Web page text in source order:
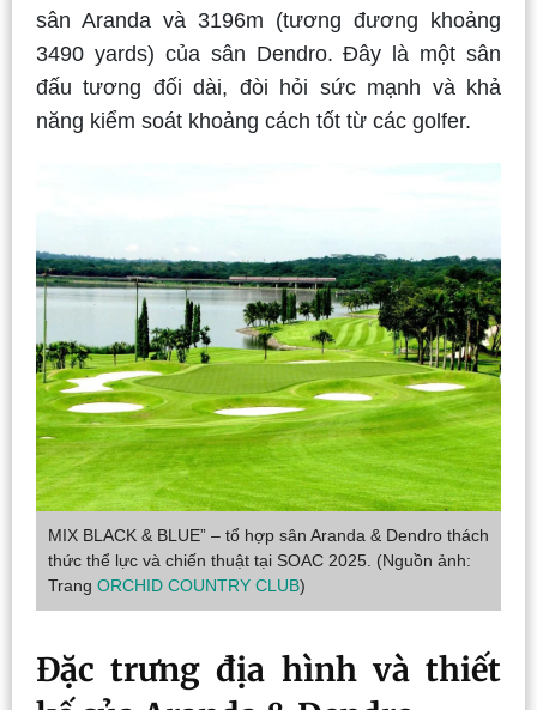
sân Aranda và 3196m (tương đương khoảng
3490 yards) của sân Dendro. Đây là một sân
đấu tương đối dài, đòi hỏi sức mạnh và khả
năng kiểm soát khoảng cách tốt từ các golfer.
MIX BLACK & BLUE” – tổ hợp sân Aranda & Dendro thách
thức thể lực và chiến thuật tại SOAC 2025. (Nguồn ảnh:
Trang ORCHID COUNTRY CLUB)
Đặc trưng địa hình và thiết